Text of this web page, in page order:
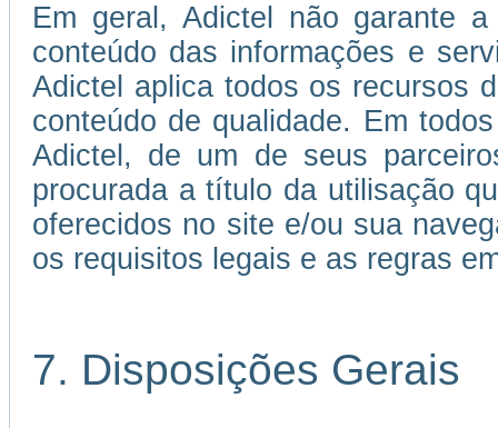
Em geral, Adictel não garante
conteúdo das informações e
Adictel aplica todos os recursos
conteúdo de qualidade. Em
Adictel, de um de seus
procurada a título da utilisação
oferecidos no site e/ou sua
os requisitos legais e as regras
7. Disposições Gerais